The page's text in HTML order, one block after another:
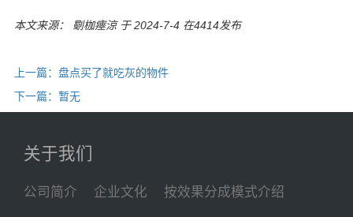
本文来源： 劅枷瘞涼 于 2024-7-4 在4414发布
上一篇：盘点买了就吃灰的物件
下一篇：暂无
关于我们
公司简介 企业文化 按效果分成模式介绍